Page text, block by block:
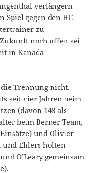
verlängern
Spiel gegen den HC
zu
noch offen sei.
in Kanada
Trennung nicht.
seit vier Jahren beim
(davon 148 als
beim Berner Team,
und Olivier
und Ehlers holten
O’Leary gemeinsam